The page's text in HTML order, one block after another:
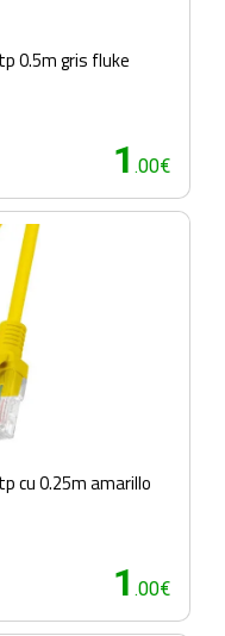
0.5m gris fluke
1 .00€
cu 0.25m amarillo
1 .00€